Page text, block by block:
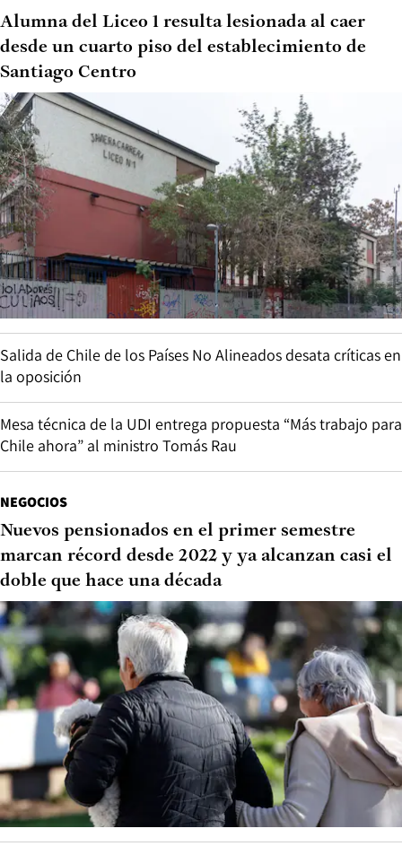
Alumna del Liceo 1 resulta lesionada al caer
desde un cuarto piso del establecimiento de
Santiago Centro
Salida de Chile de los Países No Alineados desata críticas en
la oposición
Mesa técnica de la UDI entrega propuesta “Más trabajo para
Chile ahora” al ministro Tomás Rau
NEGOCIOS
Nuevos pensionados en el primer semestre
marcan récord desde 2022 y ya alcanzan casi el
doble que hace una década